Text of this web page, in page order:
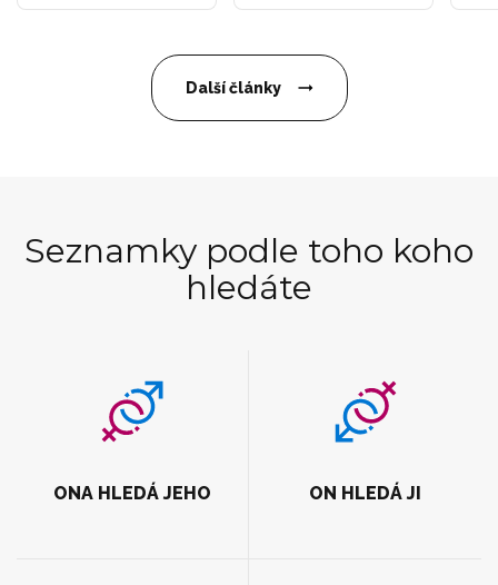
Další články
Seznamky podle toho koho
hledáte
ONA HLEDÁ JEHO ON HLEDÁ JI